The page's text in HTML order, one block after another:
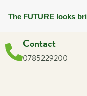
The FUTURE looks
Contact
0785229200